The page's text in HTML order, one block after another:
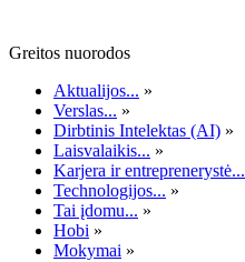
Greitos nuorodos
Aktualijos... »
Verslas... »
Dirbtinis Intelektas (AI) »
Laisvalaikis... »
Karjera ir entreprenerystė...
Technologijos... »
Tai įdomu... »
Hobi »
Mokymai »